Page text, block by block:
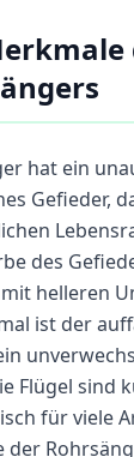
hat ein
Gefieder,
des
helleren
ist der
Flügel sind
für viele
der